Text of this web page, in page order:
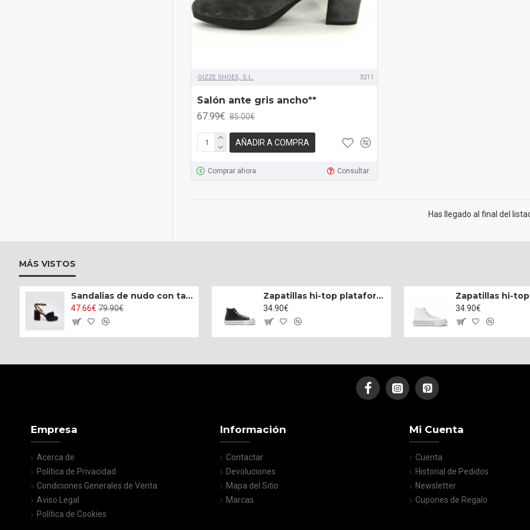
OIZZE SHOES, S.L. 3211
Salón ante gris ancho**
67.99€ 85.00€
AÑADIR A COMPRA
Comprar ahora Consultar
Has llegado al final del
MÁS VISTOS
Sandalias de nudo con tacón alto ancho y plataforma
47.66€ 79.90€
Zapatillas hi-top plataforma napa negro
34.90€ 34.90€
Empresa
Acerca de
Política de Privacidad
Condiciones Generales de Venta
Aviso Legal
Política de Cookies
Información
Contactar
Devoluciones
Mapa del Sitio
Marcas
Mi Cuenta
Cuenta
Historial de Pedidos
Newsletter
Cupones de Regalo